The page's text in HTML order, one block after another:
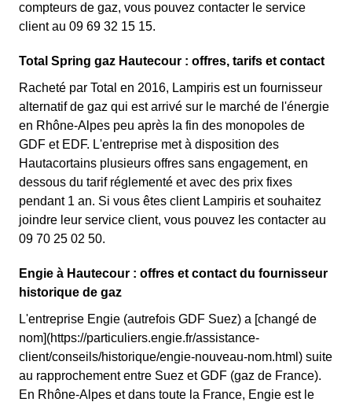
compteurs de gaz, vous pouvez contacter le service
client au 09 69 32 15 15.
Total Spring gaz Hautecour : offres, tarifs et contact
Racheté par Total en 2016, Lampiris est un fournisseur
alternatif de gaz qui est arrivé sur le marché de l'énergie
en Rhône-Alpes peu après la fin des monopoles de
GDF et EDF. L'entreprise met à disposition des
Hautacortains plusieurs offres sans engagement, en
dessous du tarif réglementé et avec des prix fixes
pendant 1 an. Si vous êtes client Lampiris et souhaitez
joindre leur service client, vous pouvez les contacter au
09 70 25 02 50.
Engie à Hautecour : offres et contact du fournisseur
historique de gaz
L'entreprise Engie (autrefois GDF Suez) a [changé de
nom](https://particuliers.engie.fr/assistance-
client/conseils/historique/engie-nouveau-nom.html) suite
au rapprochement entre Suez et GDF (gaz de France).
En Rhône-Alpes et dans toute la France, Engie est le